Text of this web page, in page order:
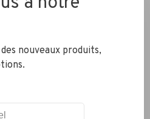
en 2 jours
nouveaux produits,